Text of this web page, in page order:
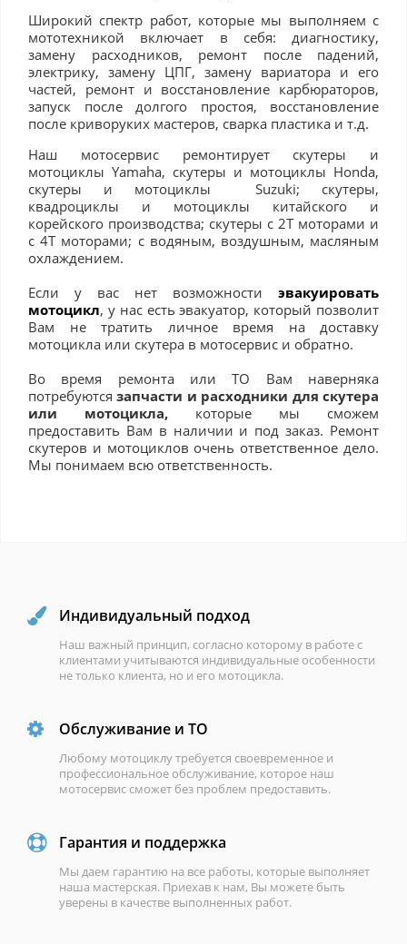
Широкий спектр работ, которые мы выполняем с
мототехникой включает в себя: диагностику,
замену расходников, ремонт после падений,
электрику, замену ЦПГ, замену вариатора и его
частей, ремонт и восстановление карбюраторов,
запуск после долгого простоя, восстановление
после криворуких мастеров, сварка пластика и т.д.
Наш мотосервис ремонтирует скутеры и
мотоциклы Yamaha, скутеры и мотоциклы Honda,
скутеры и мотоциклы Suzuki; скутеры,
квадроциклы и мотоциклы китайского и
корейского производства; скутеры с 2Т моторами и
с 4Т моторами; с водяным, воздушным, масляным
охлаждением.
Если у вас нет возможности эвакуировать
мотоцикл, у нас есть эвакуатор, который позволит
Вам не тратить личное время на доставку
мотоцикла или скутера в мотосервис и обратно.
Во время ремонта или ТО Вам наверняка
потребуютсязапчасти и расходники для скутера
или мотоцикла, которые мы сможем
предоставить Вам в наличии и под заказ. Ремонт
скутеров и мотоциклов очень ответственное дело.
Мы понимаем всю ответственность.
Индивидуальный подход
Наш важный принцип, согласно которому в работе с
клиентами учитываются индивидуальные особенности
не только клиента, но и его мотоцикла.
Обслуживание и ТО
Любому мотоциклу требуется своевременное и
профессиональное обслуживание, которое наш
мотосервис сможет без проблем предоставить.
Гарантия и поддержка
Мы даем гарантию на все работы, которые выполняет
наша мастерская. Приехав к нам, Вы можете быть
уверены в качестве выполненных работ.